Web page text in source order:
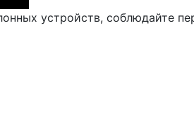
устройств, соблюдайте